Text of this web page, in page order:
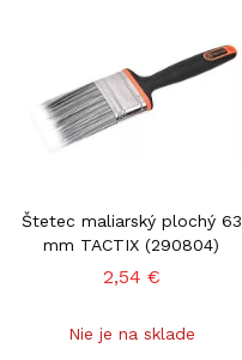
Štetec maliarský plochý 63
mm TACTIX (290804)
2,54 €
Nie je na sklade